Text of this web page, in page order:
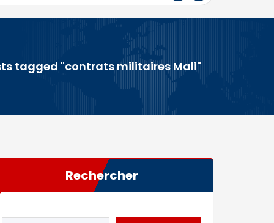
tagged "contrats militaires Mali"
Rechercher